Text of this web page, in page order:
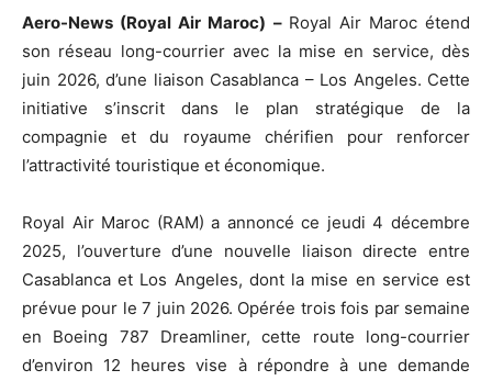
Aero-News (Royal Air Maroc) – Royal Air Maroc étend
son réseau long-courrier avec la mise en service, dès
juin 2026, d’une liaison Casablanca – Los Angeles. Cette
initiative s’inscrit dans le plan stratégique de la
compagnie et du royaume chérifien pour renforcer
l’attractivité touristique et économique.
Royal Air Maroc (RAM) a annoncé ce jeudi 4 décembre
2025, l’ouverture d’une nouvelle liaison directe entre
Casablanca et Los Angeles, dont la mise en service est
prévue pour le 7 juin 2026. Opérée trois fois par semaine
en Boeing 787 Dreamliner, cette route long-courrier
d’environ 12 heures vise à répondre à une demande